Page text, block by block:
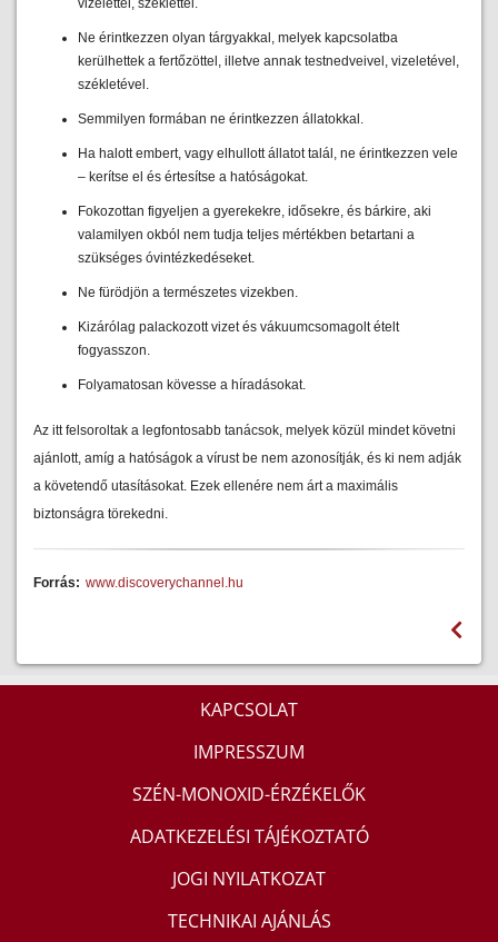
vizelettel, széklettel.
Ne érintkezzen olyan tárgyakkal, melyek kapcsolatba
kerülhettek a fertőzöttel, illetve annak testnedveivel, vizeletével,
székletével.
Semmilyen formában ne érintkezzen állatokkal.
Ha halott embert, vagy elhullott állatot talál, ne érintkezzen vele
– kerítse el és értesítse a hatóságokat.
Fokozottan figyeljen a gyerekekre, idősekre, és bárkire, aki
valamilyen okból nem tudja teljes mértékben betartani a
szükséges óvintézkedéseket.
Ne fürödjön a természetes vizekben.
Kizárólag palackozott vizet és vákuumcsomagolt ételt
fogyasszon.
Folyamatosan kövesse a híradásokat.
Az itt felsoroltak a legfontosabb tanácsok, melyek közül mindet követni
ajánlott, amíg a hatóságok a vírust be nem azonosítják, és ki nem adják
a követendő utasításokat. Ezek ellenére nem árt a maximális
biztonságra törekedni.
Forrás: www.discoverychannel.hu
KAPCSOLAT
IMPRESSZUM
SZÉN-MONOXID-ÉRZÉKELŐK
ADATKEZELÉSI TÁJÉKOZTATÓ
JOGI NYILATKOZAT
TECHNIKAI AJÁNLÁS